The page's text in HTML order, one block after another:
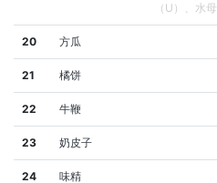
（U）、水母
20 方瓜
21 橘饼
22 牛鞭
23 奶皮子
24 味精